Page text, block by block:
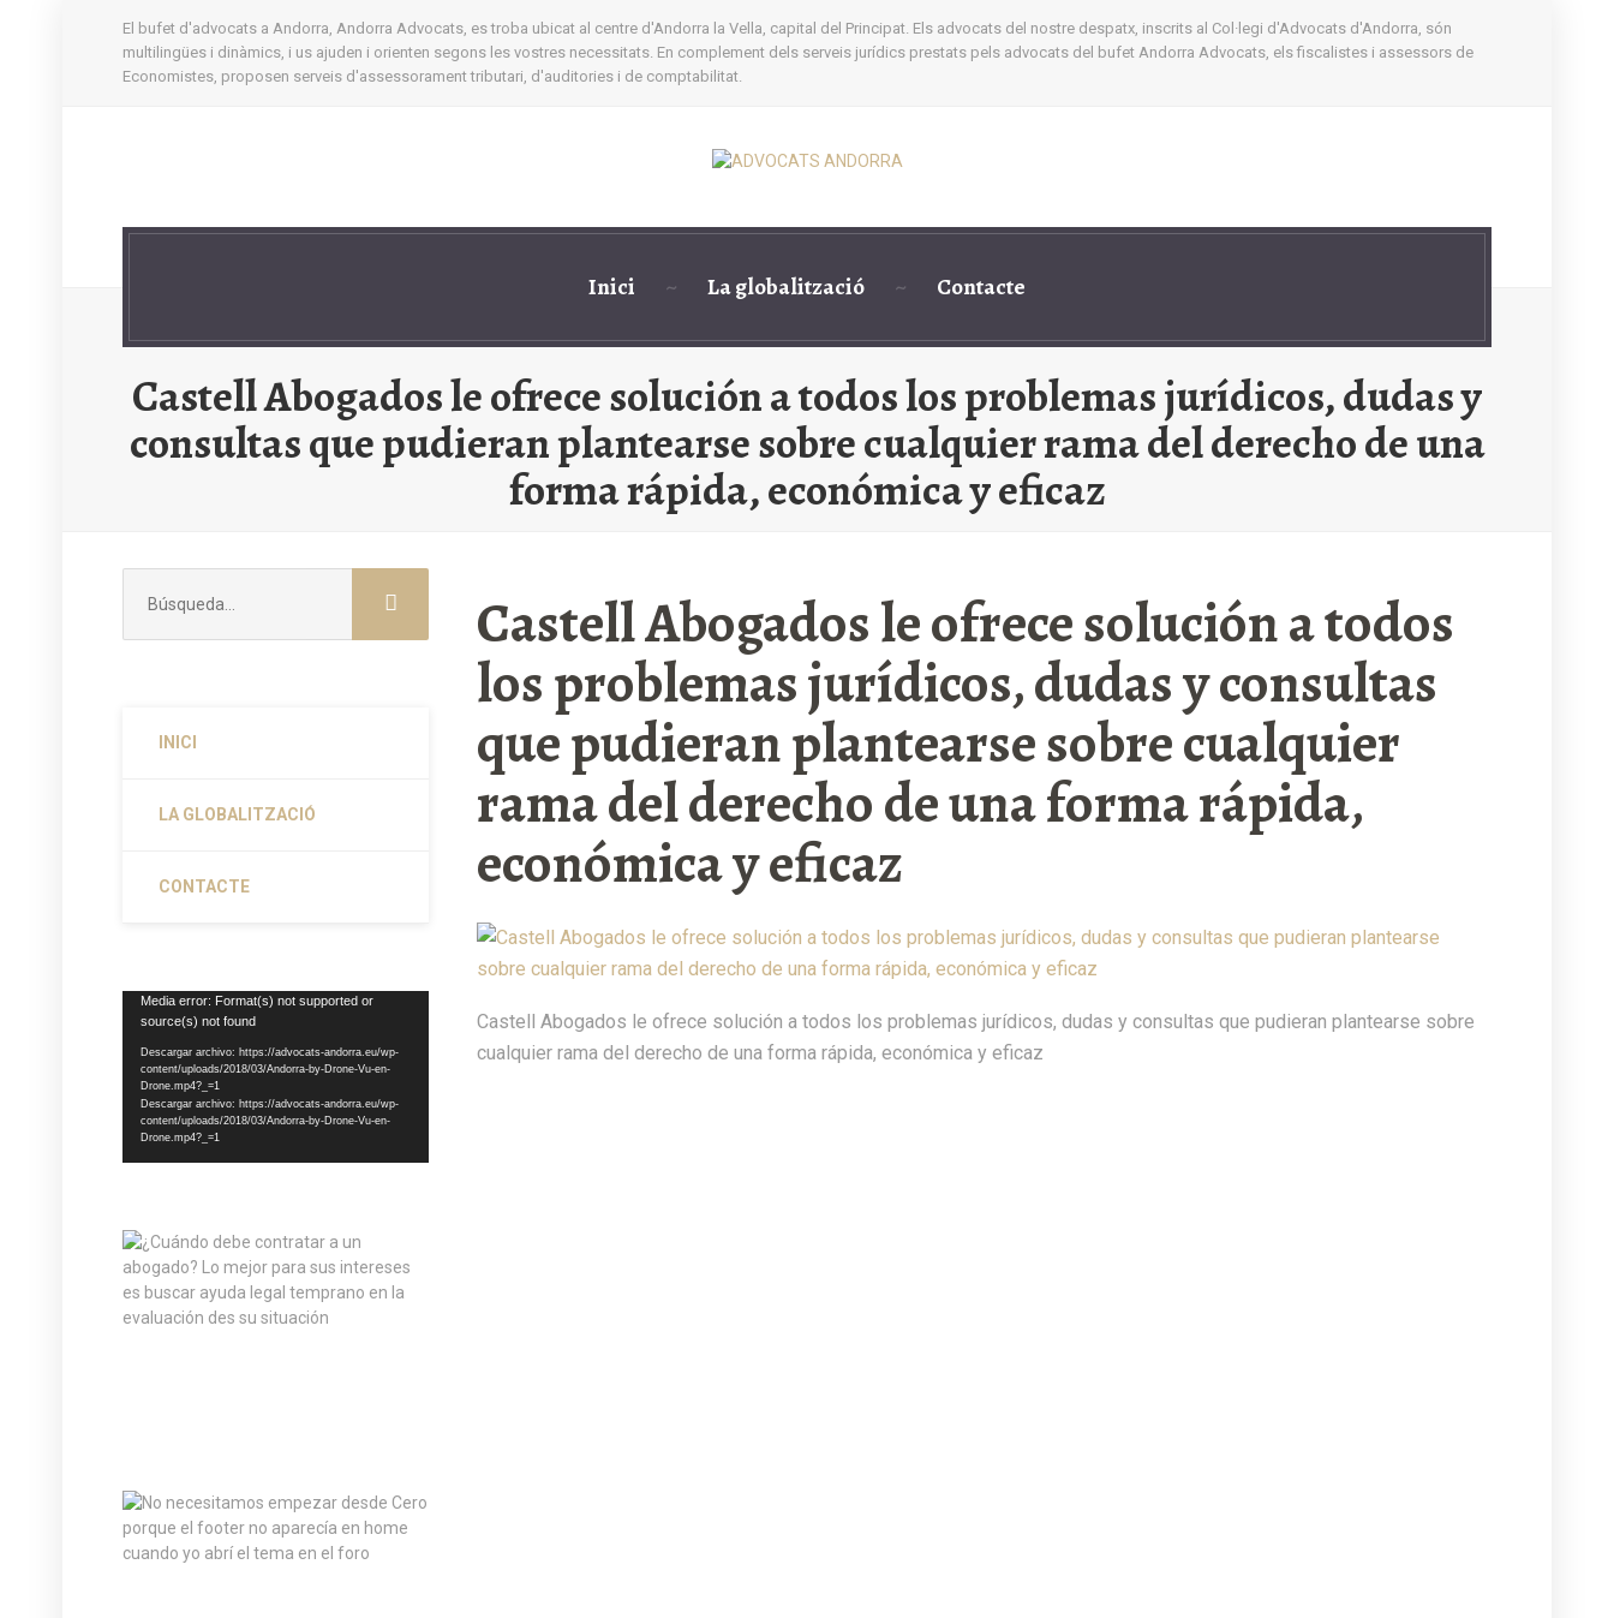
El bufet d'advocats a Andorra, Andorra Advocats, es troba ubicat al centre d'Andorra la Vella, capital del Principat. Els advocats del nostre despatx, inscrits al Col·legi d'Advocats d'Andorra, són
multilingües i dinàmics, i us ajuden i orienten segons les vostres necessitats. En complement dels serveis jurídics prestats pels advocats del bufet Andorra Advocats, els fiscalistes i assessors de
Economistes, proposen serveis d'assessorament tributari, d'auditories i de comptabilitat.
Inici La globalització Contacte
Castell Abogados le ofrece solución a todos los problemas jurídicos, dudas y
consultas que pudieran plantearse sobre cualquier rama del derecho de una
forma rápida, económica y eficaz
Castell Abogados le ofrece solución a todos
los problemas jurídicos, dudas y consultas
que pudieran plantearse sobre cualquier
rama del derecho de una forma rápida,
económica y eficaz
Castell Abogados le ofrece solución a todos los problemas jurídicos, dudas y consultas que pudieran plantearse sobre
cualquier rama del derecho de una forma rápida, económica y eficaz
INICI
LA GLOBALITZACIÓ
CONTACTE
Reproductor
vídeo
Media error: Format(s) not supported or
source(s) not found
Descargar archivo: https://advocats-andorra.eu/wp-
content/uploads/2018/03/Andorra-by-Drone-Vu-en-
Drone.mp4?_=1
Descargar archivo: https://advocats-andorra.eu/wp-
content/uploads/2018/03/Andorra-by-Drone-Vu-en-
Drone.mp4?_=1